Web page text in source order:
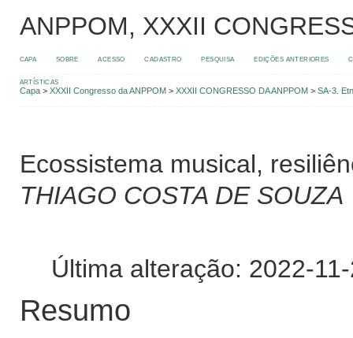
ANPPOM, XXXII
CAPA SOBRE ACESSO CADASTRO PESQUISA EDIÇÕES ANTERIORES
ARTÍSTICAS
Capa> XXXII Congresso da ANPPOM> XXXII CONGRESSO DA ANPPOM> SA-3.
Ecossistema musical,
THIAGO COSTA DE SOUZA
Última alteração: 2022-
Resumo